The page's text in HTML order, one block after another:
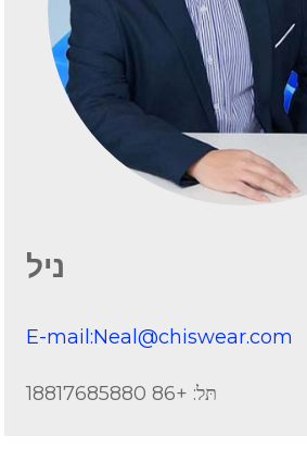
ניל
E-mail:Neal@chiswear.com
תּל: +86 18817685880